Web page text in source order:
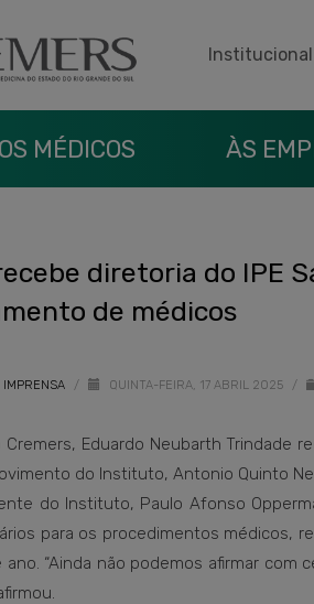
Institucional
MÉDICOS ÀS
diretoria do IPE
de médicos
IMPRENSA / QUINTA-FEIRA, 17 ABRIL 2025 /
Eduardo Neubarth Trindade
do Instituto, Antonio Quinto
do Instituto, Paulo Afonso
para os procedimentos médicos,
“Ainda não podemos afirmar